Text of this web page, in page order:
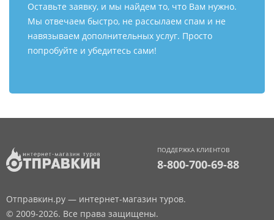
Оставьте заявку, и мы найдем то, что Вам нужно.
Мы отвечаем быстро, не рассылаем спам и не
навязываем дополнительных услуг. Просто
попробуйте и убедитесь сами!
ПОДДЕРЖКА КЛИЕНТОВ
8-800-700-69-88
Отправкин.ру — интернет-магазин туров.
© 2009-2026. Все права защищены.